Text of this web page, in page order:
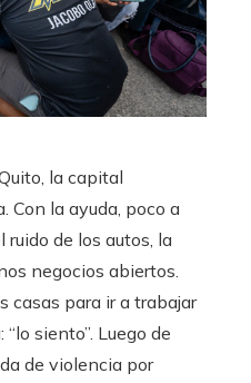
la capital
Con la ayuda, poco a
de los autos, la
negocios abiertos.
casas para ir a trabajar
siento”. Luego de
de violencia por